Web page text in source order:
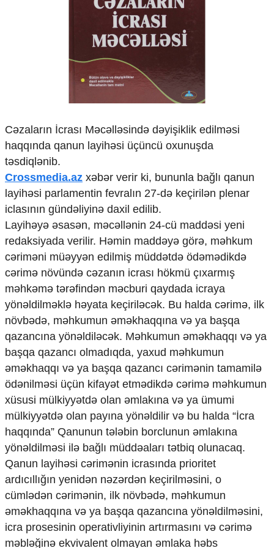
Foto
Video
İnfoqrafika
Podcast
Humanitar
Elm və təhsil
Mədəniyyət
Diaspor
Yüksəliş hekayəsi
Mədəniyyətimizin Zəfəri
Zəfər Diasporu
Səhiyyə
Ailə və uşaq
Turizm
İqtisadiyyat
İqtisadi xəbərlər
Energetika
Neft-qaz
Əmək və sosial siyasət
Kənd təsərrüfatı
Hərbi sənaye
Telekommunikasiya və nəqliyyat
COP29
Cəmiyyət
Crossmedia.az - 1 yaş
Siyasət
Cəzaların İcrası Məcəlləsində dəyişiklik edilməsi
haqqında qanun layihəsi üçüncü oxunuşda
təsdiqlənib.
Crossmedia.az xəbər verir ki, bununla bağlı qanun
layihəsi parlamentin fevralın 27-də keçirilən plenar
iclasının gündəliyinə daxil edilib.
Layihəyə əsasən, məcəllənin 24-cü maddəsi yeni
redaksiyada verilir. Həmin maddəyə görə, məhkum
cəriməni müəyyən edilmiş müddətdə ödəmədikdə
cərimə növündə cəzanın icrası hökmü çıxarmış
məhkəmə tərəfindən məcburi qaydada icraya
yönəldilməklə həyata keçiriləcək. Bu halda cərimə, ilk
növbədə, məhkumun əməkhaqqına və ya başqa
qazancına yönəldiləcək. Məhkumun əməkhaqqı və ya
başqa qazancı olmadıqda, yaxud məhkumun
əməkhaqqı və ya başqa qazancı cərimənin tamamilə
ödənilməsi üçün kifayət etmədikdə cərimə məhkumun
xüsusi mülkiyyətdə olan əmlakına və ya ümumi
mülkiyyətdə olan payına yönəldilir və bu halda “İcra
haqqında” Qanunun tələbin borclunun əmlakına
yönəldilməsi ilə bağlı müddəaları tətbiq olunacaq.
Qanun layihəsi cərimənin icrasında prioritet
ardıcıllığın yenidən nəzərdən keçirilməsini, o
cümlədən cərimənin, ilk növbədə, məhkumun
əməkhaqqına və ya başqa qazancına yönəldilməsini,
icra prosesinin operativliyinin artırmasını və cərimə
məbləğinə ekvivalent olmayan əmlaka həbs